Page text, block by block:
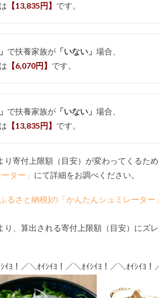
【13,835円】 です。
で扶養家族が 「いない」 場合、
【6,070円】 です。
で扶養家族が 「いない」 場合、
【13,835円】 です。
寄付上限額（目安）が変わってくるため
ター」 にて詳細をお調べください。
るさと納税]の「かんたんシュミレーター」
、算出される寄付上限額（目安）にズ
ﾖ！／＼ｵｲｼｲﾖ！／＼ｵｲｼｲﾖ！／＼ｵｲｼｲﾖ！